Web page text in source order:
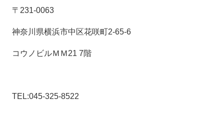
〒231-0063
神奈川県横浜市中区花咲町2-65-6
コウノビルＭＭ21 7階
TEL:045-325-8522